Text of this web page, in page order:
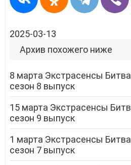
2025-03-13
Архив похожего ниже
8 марта Экстрасенсы
сезон 8 выпуск
15 марта Экстрасенсы
сезон 9 выпуск
1 марта Экстрасенсы
сезон 7 выпуск